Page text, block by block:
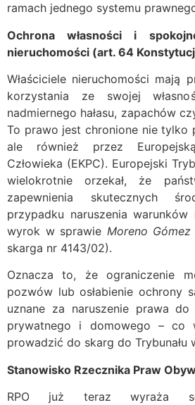
ramach jednego systemu
Ochrona własności i
nieruchomości (art. 64
Właściciele nieruchomości mają
korzystania ze swojej
nadmiernego hałasu, zapachów
To prawo jest chronione nie tylko
ale również przez
Człowieka (EKPC). Europejski
wielokrotnie orzekał, że
zapewnienia skutecznych
przypadku naruszenia warunków
wyrok w sprawie Moreno
skarga nr 4143/02).
Oznacza to, że ograniczenie
pozwów lub osłabienie ochrony
uznane za naruszenie prawa do
prywatnego i domowego – co
prowadzić do skarg do Trybunału
Stanowisko Rzecznika Praw
RPO już teraz wyraża